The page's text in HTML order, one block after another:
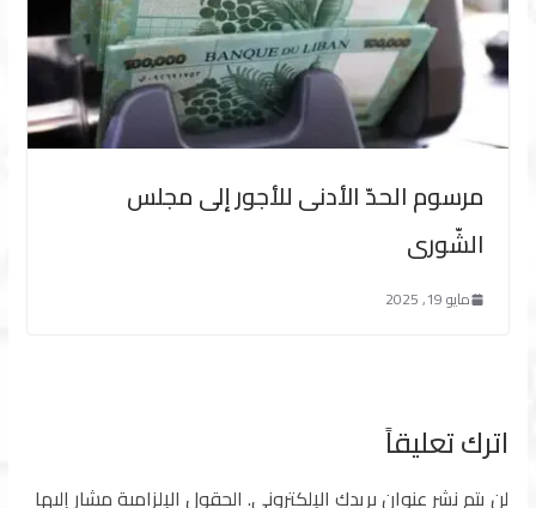
مرسوم الحدّ الأدنى للأجور إلى مجلس
الشّورى
مايو 19, 2025
اترك تعليقاً
لن يتم نشر عنوان بريدك الإلكتروني. الحقول الإلزامية مشار إليها